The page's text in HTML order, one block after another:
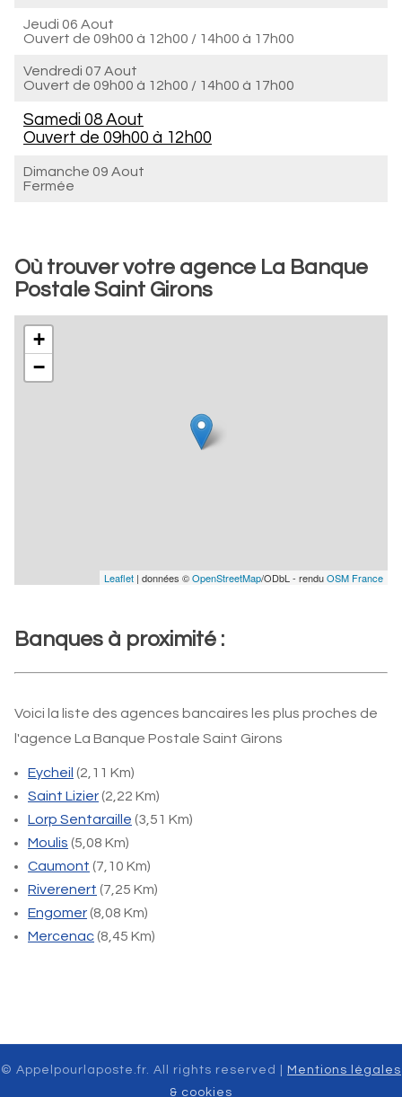
Jeudi 06 Aout
Ouvert de 09h00 à 12h00 / 14h00 à 17h00
Vendredi 07 Aout
Ouvert de 09h00 à 12h00 / 14h00 à 17h00
Samedi 08 Aout
Ouvert de 09h00 à 12h00
Dimanche 09 Aout
Fermée
Où trouver votre agence La Banque
Postale Saint Girons
+
−
Leaflet | données ©OpenStreetMap/ODbL - renduOSM France
Banques à proximité :
Voici la liste des agences bancaires les plus proches de
l'agence La Banque Postale Saint Girons
Eycheil (2,11 Km)
Saint Lizier(2,22 Km)
Lorp Sentaraille (3,51 Km)
Moulis (5,08 Km)
Caumont (7,10 Km)
Riverenert (7,25 Km)
Engomer(8,08 Km)
Mercenac(8,45 Km)
© Appelpourlaposte.fr. All rights reserved |
Mentions légales
& cookies